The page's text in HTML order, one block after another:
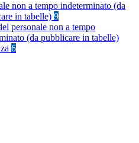
non a tempo indeterminato (da
in tabelle) 9
personale non a tempo
(da pubblicare in tabelle)
6